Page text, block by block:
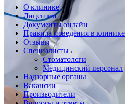
О клинике
Лицензии
Документы онлайн
Правила поведения в клинике
Отзывы
Специалисты
Стоматологи
Медицинский персонал
Надзорные органы
Вакансии
Производители